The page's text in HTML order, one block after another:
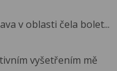
v oblasti čela bolet...
vyšetřením mě